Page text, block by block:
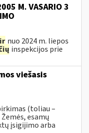
M. VASARIO 3
ir nuo 2024 m. liepos
inspekcijos prie
viešasis
(toliau –
esamų
įsigijimo arba